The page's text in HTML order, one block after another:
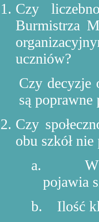
Czy
Burmistrza
uczniów?
Czy decyzje
są
Czy
obu szkół
a.
pojawia
b.
Ilość